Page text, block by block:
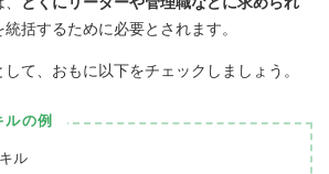
統括するために必要とされます。
て、おもに以下をチェックしましょう。
ルの例
ル